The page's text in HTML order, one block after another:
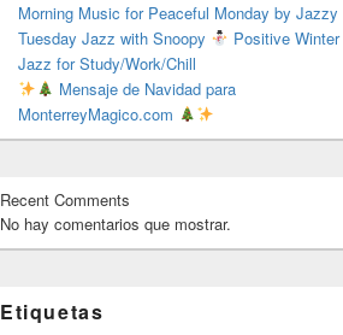
Morning Music for Peaceful Monday by Jazzy
Tuesday Jazz with Snoopy
Positive Winter
Jazz for Study/Work/Chill
Mensaje de Navidad para
MonterreyMagico.com
Recent Comments
No hay comentarios que mostrar.
Etiquetas